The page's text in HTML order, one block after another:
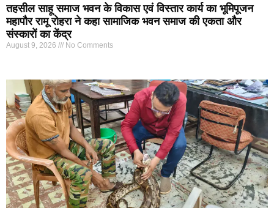
तहसील साहू समाज भवन के विकास एवं विस्तार कार्य का भूमिपूजन
महापौर रामू रोहरा ने कहा सामाजिक भवन समाज की एकता और
संस्कारों का केंद्र
August 9, 2026 No Comments